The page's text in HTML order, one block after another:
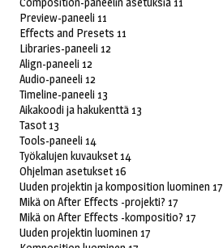
Preview-paneeli 11
Effects and Presets 11
Libraries-paneeli 12
Align-paneeli 12
Audio-paneeli 12
Timeline-paneeli 13
Aikakoodi ja hakukenttä 13
Tasot 13
Tools-paneeli 14
Työkalujen kuvaukset 14
Ohjelman asetukset 16
Uuden projektin ja komposition luominen 17
Mikä on After Effects -projekti? 17
Mikä on After Effects -kompositio? 17
Uuden projektin luominen 17